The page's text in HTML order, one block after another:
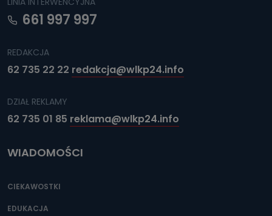
661 997 997
REDAKCJA
62 735 22 22 redakcja@wlkp24.info
DZIAŁ REKLAMY
62 735 01 85 reklama@wlkp24.info
WIADOMOŚCI
CIEKAWOSTKI
EDUKACJA